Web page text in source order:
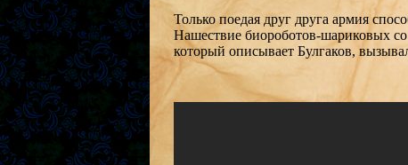
Только поедая друг друга армия
Нашествие биороботов-шариковых
который описывает Булгаков,